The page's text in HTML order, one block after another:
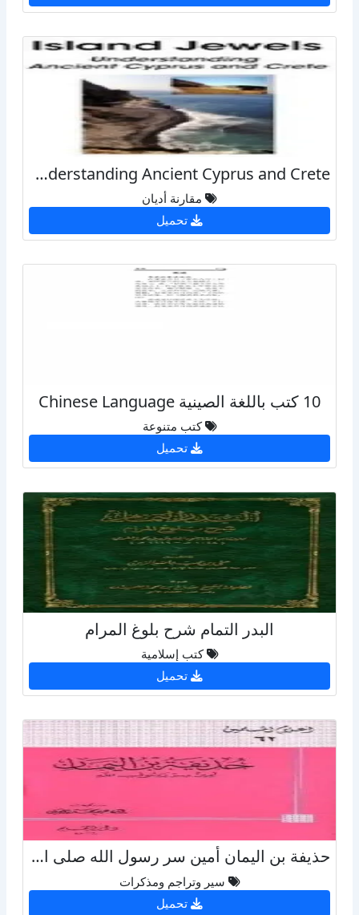
Island Jewels Understanding Ancient Cyprus and Crete
مقارنة أديان
تحميل
10 كتب باللغة الصينية Chinese Language
كتب متنوعة
تحميل
البدر التمام شرح بلوغ المرام
كتب إسلامية
تحميل
حذيفة بن اليمان أمين سر رسول الله صلى الله عليه وسلم
سير وتراجم ومذكرات
تحميل